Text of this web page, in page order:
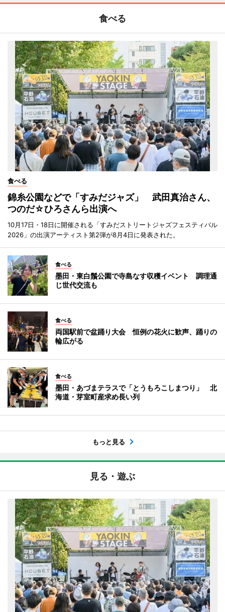
食べる
食べる
錦糸公園などで「すみだジャズ」 武田真治さん、
つのだ☆ひろさんら出演へ
10月17日・18日に開催される「すみだストリートジャズフェスティバル
2026」の出演アーティスト第2弾が8月4日に発表された。
食べる
墨田・東白鬚公園で寺島なす収穫イベント 調理通
じ世代交流も
食べる
両国駅前で盆踊り大会 恒例の花火に歓声、踊りの
輪広がる
食べる
墨田・あづまテラスで「とうもろこしまつり」 北
海道・芽室町産求め長い列
もっと見る
見る・遊ぶ